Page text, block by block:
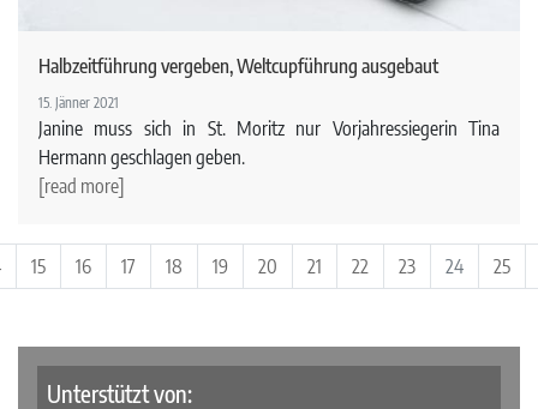
Halbzeitführung vergeben, Weltcupführung ausgebaut
15. Jänner 2021
Janine muss sich in St. Moritz nur Vorjahressiegerin Tina
Hermann geschlagen geben.
[read more]
15 16 17 18 19 20 21 22 23 24 25
Unterstützt von: